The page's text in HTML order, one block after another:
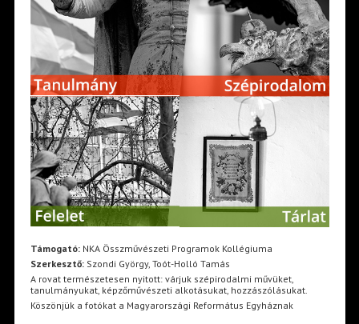
Támogató:NKA Összművészeti Programok Kollégiuma
Szerkesztő:Szondi György, Toót-Holló Tamás
A rovat természetesen nyitott: várjuk szépirodalmi művüket,
tanulmányukat, képzőművészeti alkotásukat, hozzászólásukat.
Köszönjük a fotókat a Magyarországi Református Egyháznak